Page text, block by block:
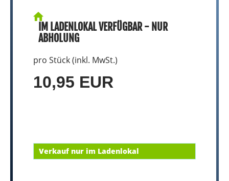
IM LADENLOKAL VERFÜGBAR - NUR
ABHOLUNG
pro Stück (inkl. MwSt.)
10,95 EUR
Verkauf nur im Ladenlokal